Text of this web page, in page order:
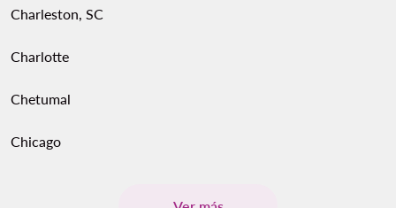
Charleston, SC
Charlotte
Chetumal
Chicago